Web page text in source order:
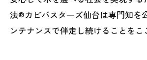
法®カビバスターズ仙台は専門知を
ンテナンスで伴走し続けることをこ